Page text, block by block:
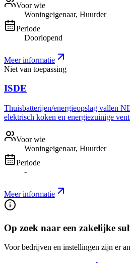
Voor wie
Woningeigenaar, Huurder
Periode
Doorlopend
Meer informatie
Niet van toepassing
ISDE
Thuisbatterijen/energieopslag vallen
elektrisch koken en energiezuinige
Voor wie
Woningeigenaar, Huurder
Periode
-
Meer informatie
Op zoek naar een zakelijke
Voor bedrijven en instellingen zijn er